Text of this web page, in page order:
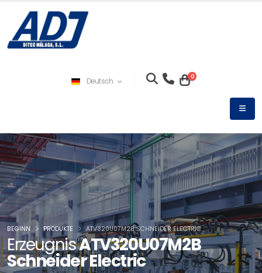
Deutsch 0
ErzeugnisATV320U07M2B
Schneider Electric
BEGINN PRODUKTE ATV320U07M2B SCHNEIDER ELECTRIC